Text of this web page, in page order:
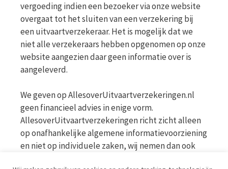
vergoeding indien een bezoeker via onze website
overgaat tot het sluiten van een verzekering bij
een uitvaartverzekeraar. Het is mogelijk dat we
niet alle verzekeraars hebben opgenomen op onze
website aangezien daar geen informatie over is
aangeleverd.
We geven op AllesoverUitvaartverzekeringen.nl
geen financieel advies in enige vorm.
AllesoverUitvaartverzekeringen richt zicht alleen
op onafhankelijke algemene informatievoorziening
en niet op individuele zaken, wij nemen dan ook